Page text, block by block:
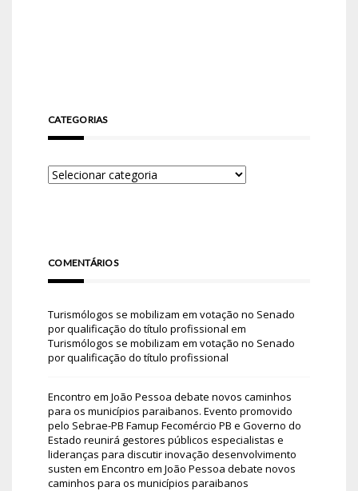
CATEGORIAS
COMENTÁRIOS
Turismólogos se mobilizam em votação no Senado
por qualificação do título profissional em
Turismólogos se mobilizam em votação no Senado
por qualificação do título profissional
Encontro em João Pessoa debate novos caminhos
para os municípios paraibanos. Evento promovido
pelo Sebrae-PB Famup Fecomércio PB e Governo do
Estado reunirá gestores públicos especialistas e
lideranças para discutir inovação desenvolvimento
susten em Encontro em João Pessoa debate novos
caminhos para os municípios paraibanos